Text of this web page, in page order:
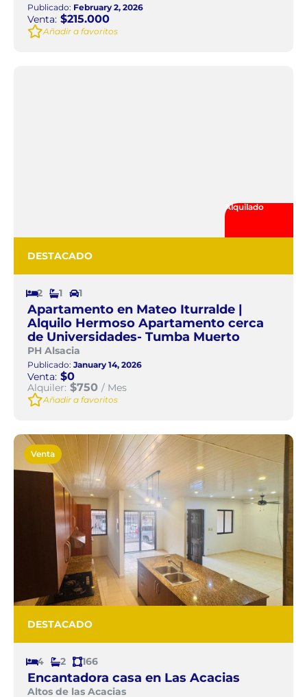
Publicado: February 2, 2026
Venta: $215.000
Añadir a favoritos
Alquilado
DESTACADO
2 1 1
Apartamento en Mateo Iturralde |
Alquilo Hermoso Apartamento cerca
de Universidades- Tumba Muerto
PH Alsacia
Publicado: January 14, 2026
Venta: $0
Alquiler: $750 / Mes
Añadir a favoritos
Venta
DESTACADO
4 2 166
Encantadora casa en Las Acacias
Altos de las Acacias